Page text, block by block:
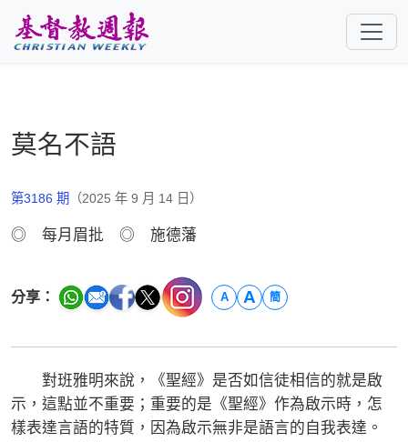
莫名不語
第3186 期 （2025 年 9 月 14 日）
◎ 每月眉批 ◎ 施德藩
分享： A A 簡
對班雅明來說，《聖經》是否如信徒相信的就是啟
示，這點並不重要；重要的是《聖經》作為啟示時，怎
樣表達言語的特質，因為啟示無非是語言的自我表達。